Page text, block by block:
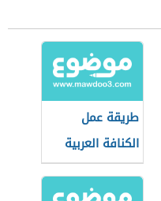
طريقة عمل
الكنافة العربية